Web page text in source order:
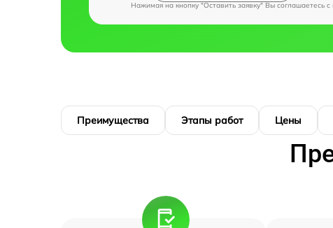
Нажимая на кнопку "Оставить заявку" Вы соглашаетесь c
Преимущества Этапы работ Цены